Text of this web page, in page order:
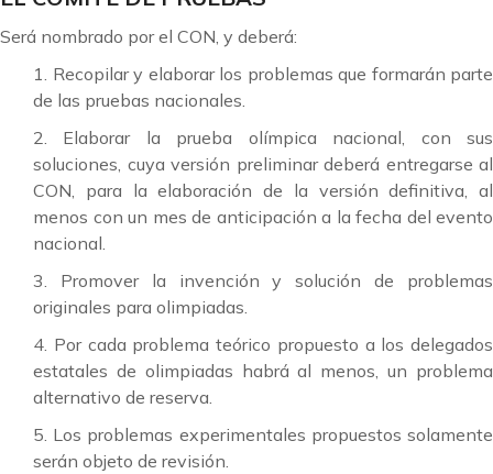
Será nombrado por el CON, y deberá:
1. Recopilar y elaborar los problemas que formarán parte
de las pruebas nacionales.
2. Elaborar la prueba olímpica nacional, con sus
soluciones, cuya versión preliminar deberá entregarse al
CON, para la elaboración de la versión definitiva, al
menos con un mes de anticipación a la fecha del evento
nacional.
3. Promover la invención y solución de problemas
originales para olimpiadas.
4. Por cada problema teórico propuesto a los delegados
estatales de olimpiadas habrá al menos, un problema
alternativo de reserva.
5. Los problemas experimentales propuestos solamente
serán objeto de revisión.